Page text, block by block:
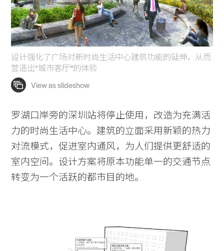
设计强化了广场对新时尚生活中心建筑功能的延伸，从而
营造出“城市客厅”的体验
罗湖口岸旁的深圳站将停止使用，改造为充满活
力的时尚生活中心。建筑的立面采用新颖的热力
对流模式，促进室内通风，为人们提供更舒适的
室内空间。设计方案将原本功能单一的交通节点
转变为一个活跃的都市目的地。